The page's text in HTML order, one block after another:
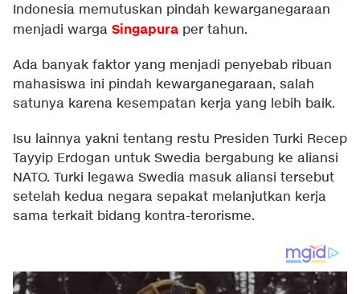
Indonesia memutuskan pindah kewarganegaraan
menjadi warga Singapura per tahun.
Ada banyak faktor yang menjadi penyebab ribuan
mahasiswa ini pindah kewarganegaraan, salah
satunya karena kesempatan kerja yang lebih baik.
Isu lainnya yakni tentang restu Presiden Turki Recep
Tayyip Erdogan untuk Swedia bergabung ke aliansi
NATO. Turki legawa Swedia masuk aliansi tersebut
setelah kedua negara sepakat melanjutkan kerja
sama terkait bidang kontra-terorisme.